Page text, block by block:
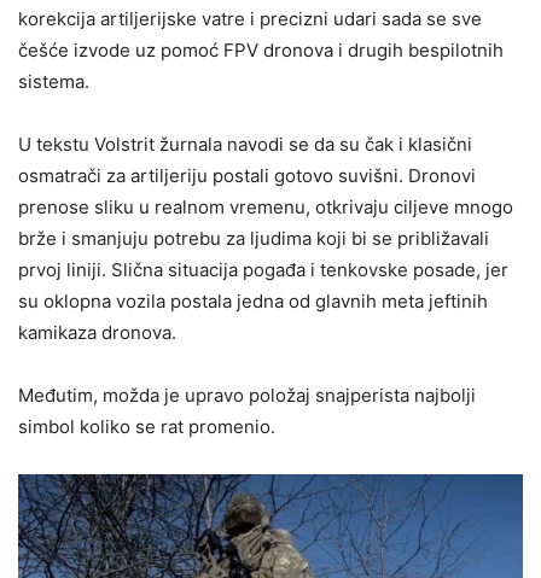
korekcija artiljerijske vatre i precizni udari sada se sve
češće izvode uz pomoć FPV dronova i drugih bespilotnih
sistema.
U tekstu Volstrit žurnala navodi se da su čak i klasični
osmatrači za artiljeriju postali gotovo suvišni. Dronovi
prenose sliku u realnom vremenu, otkrivaju ciljeve mnogo
brže i smanjuju potrebu za ljudima koji bi se približavali
prvoj liniji. Slična situacija pogađa i tenkovske posade, jer
su oklopna vozila postala jedna od glavnih meta jeftinih
kamikaza dronova.
Međutim, možda je upravo položaj snajperista najbolji
simbol koliko se rat promenio.